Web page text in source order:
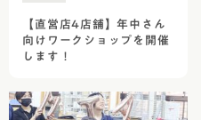
【直営店4店舗】年中さん
向けワークショップを開催
します！